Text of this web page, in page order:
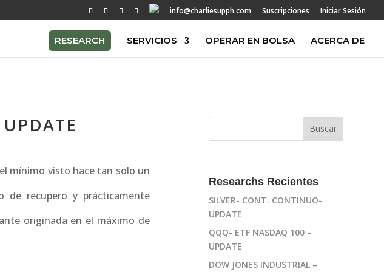
info@charliesupph.com Suscripciones Iniciar Sesión
RESEARCH SERVICIOS OPERAR EN BOLSA ACERCA DE
mínimo visto hace tan solo un
recupero y prácticamente
originada en el máximo de
Researchs Recientes
SILVER- CONT. CONTINUO-
UPDATE
QQQ- ETF NASDAQ 100 –
UPDATE
DOW JONES INDUSTRIAL –